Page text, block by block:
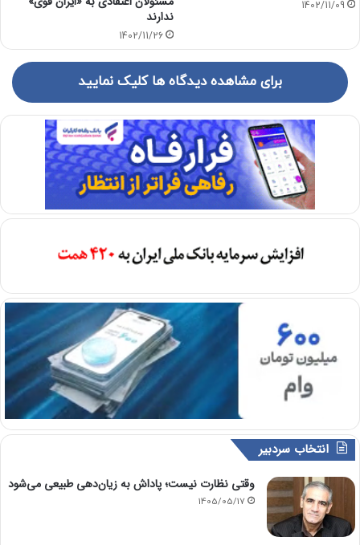
1402/11/09
ندارند
1402/11/26
برای مشاهده دیدگاه ها کلیک نمایید
انتخاب سردبیر
وقتی نظارت نیست؛ پاداش به زیان‌دهی طبیعی می‌شود
1405/05/17